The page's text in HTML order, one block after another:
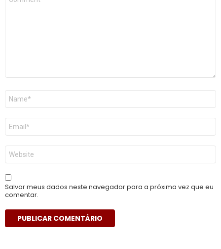
Nome
E-
mail
*
Site
Salvar meus dados neste navegador para a próxima vez que eu
comentar.